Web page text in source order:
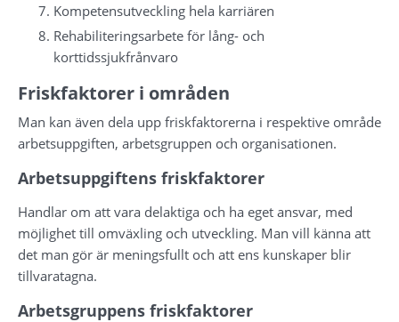
Kompetensutveckling hela karriären
Rehabiliteringsarbete för lång- och
korttidssjukfrånvaro
Friskfaktorer i områden
Man kan även dela upp friskfaktorerna i respektive område
arbetsuppgiften, arbetsgruppen och organisationen.
Arbetsuppgiftens friskfaktorer
Handlar om att vara delaktiga och ha eget ansvar, med
möjlighet till omväxling och utveckling. Man vill känna att
det man gör är meningsfullt och att ens kunskaper blir
tillvaratagna.
Arbetsgruppens friskfaktorer